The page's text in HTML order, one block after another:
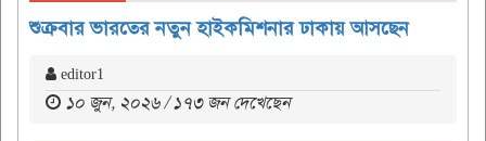
শুক্রবার ভারতের নতুন হাইকমিশনার ঢাকায় আসছেন
editor1
১০ জুন, ২০২৬ / ১৭৩ জন দেখেছেন